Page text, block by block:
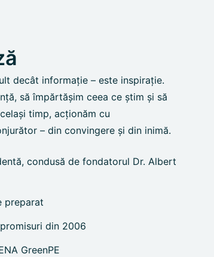
decât informație – este inspirație.
să împărtășim ceea ce știm și să
timp, acționăm cu
– din convingere și din inimă.
condusă de fondatorul Dr. Albert
preparat
din 2006
GreenPE